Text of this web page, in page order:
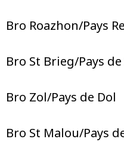
Bro Roazhon/Pays
Bro St Brieg/Pays
Bro Zol/Pays de Dol
Bro St Malou/Pays